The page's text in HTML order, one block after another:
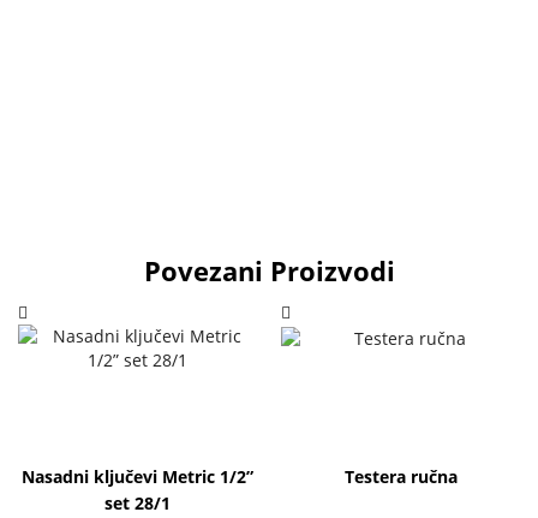
Povezani Proizvodi
Nasadni ključevi Metric 1/2”
set 28/1
Testera ručna